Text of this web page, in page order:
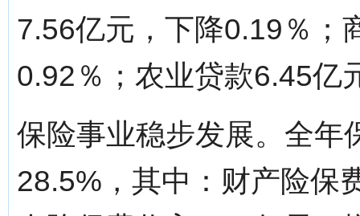
7.56亿元，下降0.19％；
0.92％；农业贷款6.45亿
保险事业稳步发展。全年
28.5%，其中：财产险保